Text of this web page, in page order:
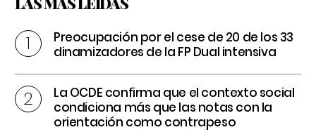
Preocupación por el cese de 20 de los 33
dinamizadores de la FP Dual intensiva
La OCDE confirma que el contexto social
condiciona más que las notas con la
orientación como contrapeso